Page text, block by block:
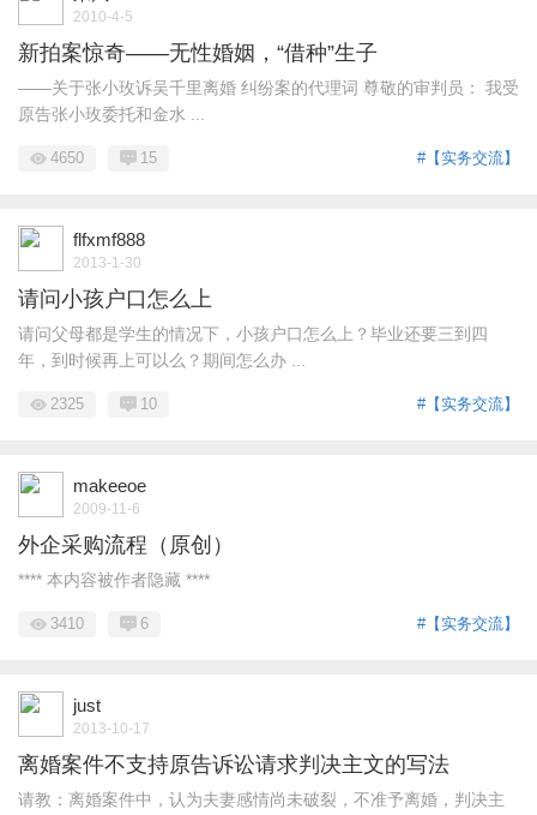
2010-4-5
新拍案惊奇——无性婚姻，“借种”生子
——关于张小玫诉吴千里离婚 纠纷案的代理词 尊敬的审判员： 我受
原告张小玫委托和金水 ...
#【实务交流】
4650 15
flfxmf888
2013-1-30
请问小孩户口怎么上
请问父母都是学生的情况下，小孩户口怎么上？毕业还要三到四
年，到时候再上可以么？期间怎么办 ...
#【实务交流】
2325 10
makeeoe
2009-11-6
外企采购流程（原创）
**** 本内容被作者隐藏 ****
#【实务交流】
3410 6
just
2013-10-17
离婚案件不支持原告诉讼请求判决主文的写法
请教：离婚案件中，认为夫妻感情尚未破裂，不准予离婚，判决主